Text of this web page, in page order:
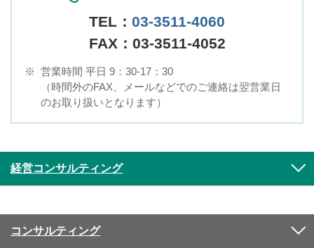
TEL： 03-3511-4060
FAX：03-3511-4052
※ 営業時間 平日 9：30-17：30
（時間外のFAX、メールなどでのご連絡は翌営業日
のお取り扱いとなります）
経営コンサルティング
コンサルティング